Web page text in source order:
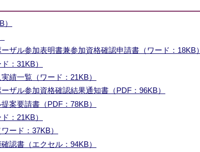
ーザル参加表明書兼参加資格確認申請書（ワード：18KB）
：31KB）
績一覧（ワード：21KB）
ザル参加資格確認結果通知書（PDF：96KB）
案要請書（PDF：78KB）
：21KB）
ード：37KB）
認書（エクセル：94KB）